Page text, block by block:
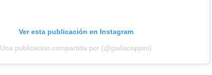
Ver esta publicación en Instagram
Una publicación compartida por (@giuliacoppini)